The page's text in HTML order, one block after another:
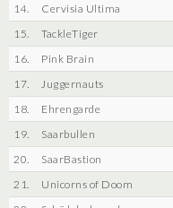
14.
Cervisia Ultima
15.
TackleTiger
16.
Pink Brain
17.
Juggernauts
18.
Ehrengarde
19.
Saarbullen
20.
SaarBastion
21.
Unicorns of Doom